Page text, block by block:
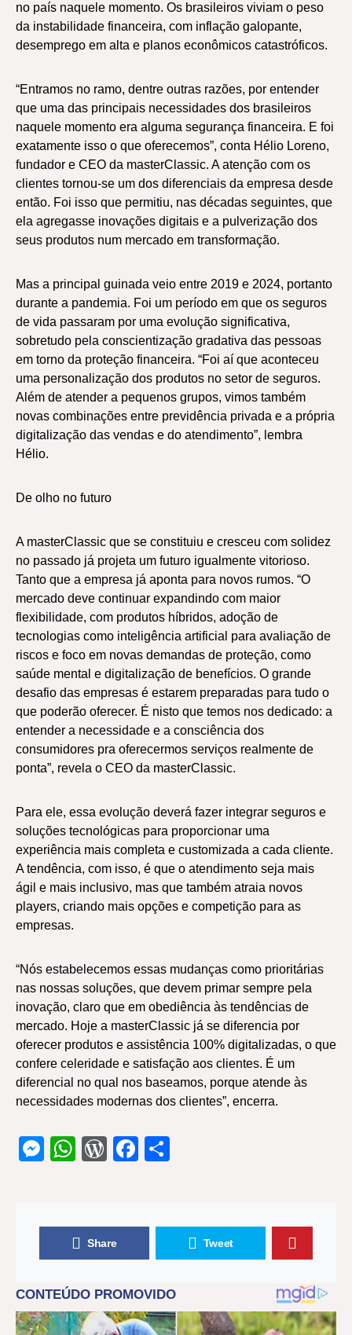
no país naquele momento. Os brasileiros viviam o peso
da instabilidade financeira, com inflação galopante,
desemprego em alta e planos econômicos catastróficos.
“Entramos no ramo, dentre outras razões, por entender
que uma das principais necessidades dos brasileiros
naquele momento era alguma segurança financeira. E foi
exatamente isso o que oferecemos”, conta Hélio Loreno,
fundador e CEO da masterClassic. A atenção com os
clientes tornou-se um dos diferenciais da empresa desde
então. Foi isso que permitiu, nas décadas seguintes, que
ela agregasse inovações digitais e a pulverização dos
seus produtos num mercado em transformação.
Mas a principal guinada veio entre 2019 e 2024, portanto
durante a pandemia. Foi um período em que os seguros
de vida passaram por uma evolução significativa,
sobretudo pela conscientização gradativa das pessoas
em torno da proteção financeira. “Foi aí que aconteceu
uma personalização dos produtos no setor de seguros.
Além de atender a pequenos grupos, vimos também
novas combinações entre previdência privada e a própria
digitalização das vendas e do atendimento”, lembra
Hélio.
De olho no futuro
A masterClassic que se constituiu e cresceu com solidez
no passado já projeta um futuro igualmente vitorioso.
Tanto que a empresa já aponta para novos rumos. “O
mercado deve continuar expandindo com maior
flexibilidade, com produtos híbridos, adoção de
tecnologias como inteligência artificial para avaliação de
riscos e foco em novas demandas de proteção, como
saúde mental e digitalização de benefícios. O grande
desafio das empresas é estarem preparadas para tudo o
que poderão oferecer. É nisto que temos nos dedicado: a
entender a necessidade e a consciência dos
consumidores pra oferecermos serviços realmente de
ponta”, revela o CEO da masterClassic.
Para ele, essa evolução deverá fazer integrar seguros e
soluções tecnológicas para proporcionar uma
experiência mais completa e customizada a cada cliente.
A tendência, com isso, é que o atendimento seja mais
ágil e mais inclusivo, mas que também atraia novos
players, criando mais opções e competição para as
empresas.
“Nós estabelecemos essas mudanças como prioritárias
nas nossas soluções, que devem primar sempre pela
inovação, claro que em obediência às tendências de
mercado. Hoje a masterClassic já se diferencia por
oferecer produtos e assistência 100% digitalizadas, o que
confere celeridade e satisfação aos clientes. É um
diferencial no qual nos baseamos, porque atende às
necessidades modernas dos clientes”, encerra.
Messenger
WhatsApp
WordPress
Facebook
Share Tweet